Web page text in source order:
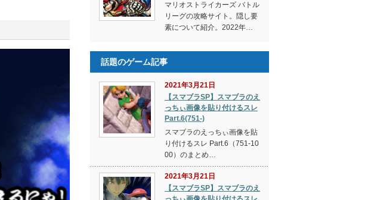
マリオストライカーズ バトル
リーグの攻略サイト。隠し要
素について紹介。2022年…
話題のゲーム記事
2021年3月21日
【スマブラSP】スマブラのえ
っちぃ画像を貼り付けるスレ
Part.6(751-)
スマブラのえっちぃ画像を貼
り付けるスレ Part.6（751-10
00）のまとめ…
2021年3月21日
【スマブラSP】スマブラのえ